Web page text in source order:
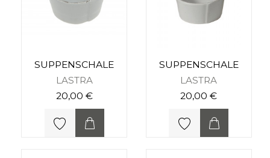
SUPPENSCHALE
LASTRA
20,00 €
SUPPENSCHALE
LASTRA
20,00 €